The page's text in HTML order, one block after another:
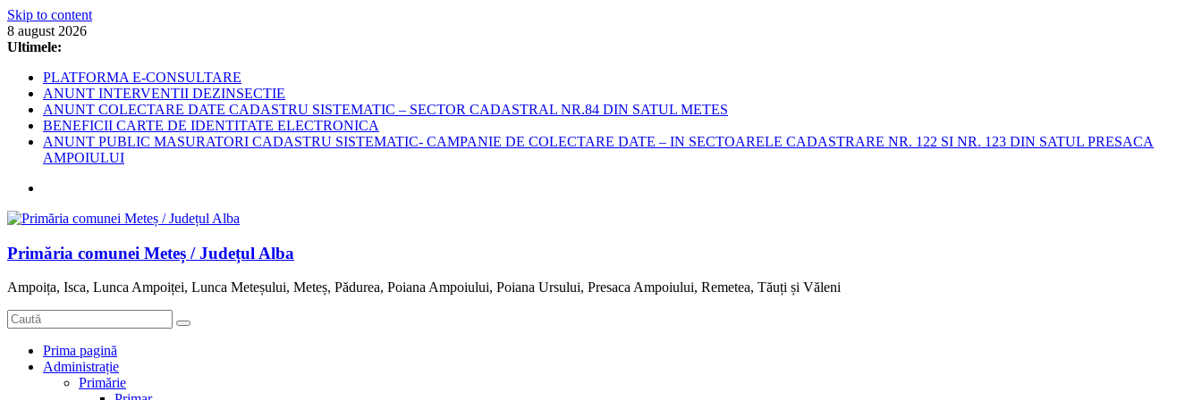
Skip to content
8 august 2026
Ultimele:
PLATFORMA E-CONSULTARE
ANUNT INTERVENTII DEZINSECTIE
ANUNT COLECTARE DATE CADASTRU SISTEMATIC – SECTOR CADASTRAL NR.84 DIN SATUL METES
BENEFICII CARTE DE IDENTITATE ELECTRONICA
ANUNT PUBLIC MASURATORI CADASTRU SISTEMATIC- CAMPANIE DE COLECTARE DATE – IN SECTOARELE CADASTRARE NR. 122 SI NR. 123 DIN SATUL PRESACA
AMPOIULUI
Primăria comunei Meteș / Județul Alba
Ampoița, Isca, Lunca Ampoiței, Lunca Meteșului, Meteș, Pădurea, Poiana Ampoiului, Poiana Ursului, Presaca Ampoiului, Remetea, Tăuți și Văleni
Prima pagină
Administrație
Primărie